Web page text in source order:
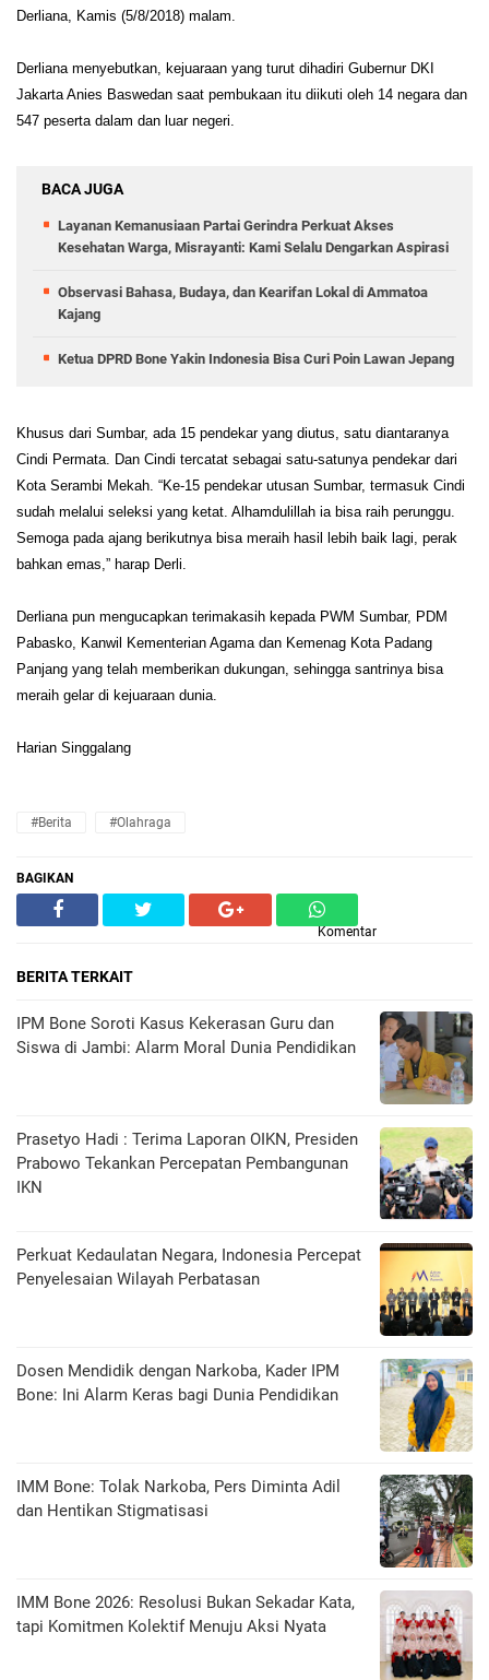
Derliana, Kamis (5/8/2018) malam.
Derliana menyebutkan, kejuaraan yang turut dihadiri Gubernur DKI
Jakarta Anies Baswedan saat pembukaan itu diikuti oleh 14 negara dan
547 peserta dalam dan luar negeri.
BACA JUGA
Layanan Kemanusiaan Partai Gerindra Perkuat Akses
Kesehatan Warga, Misrayanti: Kami Selalu Dengarkan Aspirasi
Observasi Bahasa, Budaya, dan Kearifan Lokal di Ammatoa
Kajang
Ketua DPRD Bone Yakin Indonesia Bisa Curi Poin Lawan Jepang
Khusus dari Sumbar, ada 15 pendekar yang diutus, satu diantaranya
Cindi Permata. Dan Cindi tercatat sebagai satu-satunya pendekar dari
Kota Serambi Mekah. “Ke-15 pendekar utusan Sumbar, termasuk Cindi
sudah melalui seleksi yang ketat. Alhamdulillah ia bisa raih perunggu.
Semoga pada ajang berikutnya bisa meraih hasil lebih baik lagi, perak
bahkan emas,” harap Derli.
Derliana pun mengucapkan terimakasih kepada PWM Sumbar, PDM
Pabasko, Kanwil Kementerian Agama dan Kemenag Kota Padang
Panjang yang telah memberikan dukungan, sehingga santrinya bisa
meraih gelar di kejuaraan dunia.
Harian Singgalang
#Berita #Olahraga
BAGIKAN
Komentar
BERITA TERKAIT
IPM Bone Soroti Kasus Kekerasan Guru dan
Siswa di Jambi: Alarm Moral Dunia Pendidikan
Prasetyo Hadi : Terima Laporan OIKN, Presiden
Prabowo Tekankan Percepatan Pembangunan
IKN
Perkuat Kedaulatan Negara, Indonesia Percepat
Penyelesaian Wilayah Perbatasan
Dosen Mendidik dengan Narkoba, Kader IPM
Bone: Ini Alarm Keras bagi Dunia Pendidikan
IMM Bone: Tolak Narkoba, Pers Diminta Adil
dan Hentikan Stigmatisasi
IMM Bone 2026: Resolusi Bukan Sekadar Kata,
tapi Komitmen Kolektif Menuju Aksi Nyata